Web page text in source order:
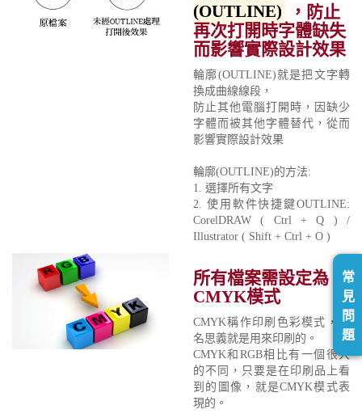
(OUTLINE)
，防止
再次打開時字體缺失
而影響實際設計效果
輪廓(OUTLINE)就是把文字轉
換成曲線線段，
防止其他電腦打開時，因缺少
字體而被其他字體替代，從而
影響實際設計效果
輪廓(OUTLINE)的方法:
1. 選擇所有文字
2. 使用軟件快捷鍵OUTLINE:
CorelDRAW ( Ctrl + Q ) /
Illustrator ( Shift + Ctrl + O )
所有檔案需設定為
CMYK模式
CMYK稱作印刷色彩模式，顧
名思義就是用來印刷的。
CMYK和RGB相比有一個很大
的不同，只要是在印刷品上看
到的圖像，就是CMYK模式表
現的。
常
見
問
題